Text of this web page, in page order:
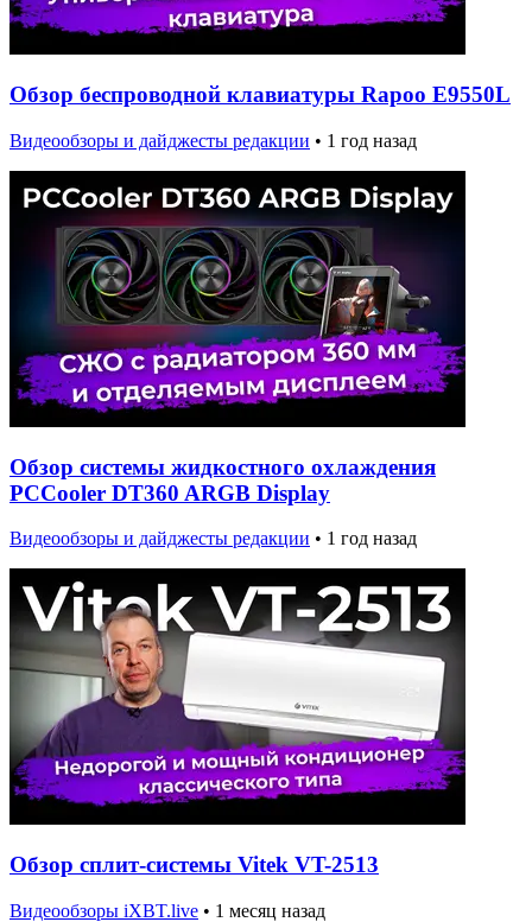
Обзор беспроводной клавиатуры Rapoo E9550L
Видеообзоры и дайджесты редакции • 1 год назад
Обзор системы жидкостного охлаждения
PCCooler DT360 ARGB Display
Видеообзоры и дайджесты редакции • 1 год назад
Обзор сплит-системы Vitek VT-2513
Видеообзоры iXBT.live • 1 месяц назад